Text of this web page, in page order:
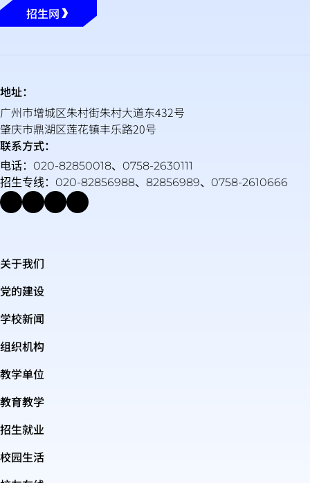
招生网
地址：
广州市增城区朱村街朱村大道东432号
肇庆市鼎湖区莲花镇丰乐路20号
联系方式：
电话：020-82850018、0758-2630111
招生专线：020-82856988、82856989、0758-2610666
关于我们
党的建设
学校新闻
组织机构
教学单位
教育教学
招生就业
校园生活